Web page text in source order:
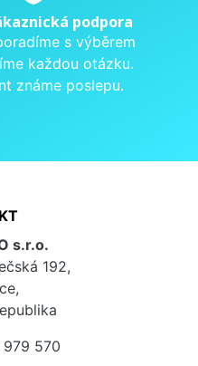
podpora
s výběrem
každou otázku.
známe poslepu.
s.r.o.
192,
979 570